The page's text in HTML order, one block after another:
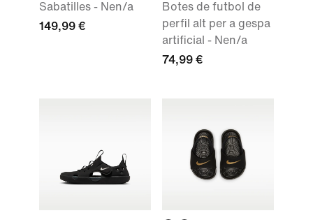
Sabatilles - Nen/a
149,99 €
Botes de futbol de
perfil alt per a gespa
artificial - Nen/a
74,99 €